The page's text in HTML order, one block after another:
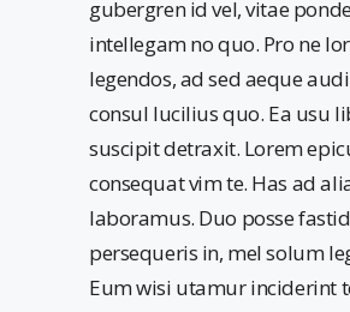
gubergren id vel, vitae
intellegam no quo. Pro ne
legendos, ad sed aeque
consul lucilius quo. Ea usu
suscipit detraxit. Lorem
consequat vim te. Has ad
laboramus. Duo posse
persequeris in, mel solum
Eum wisi utamur inciderint